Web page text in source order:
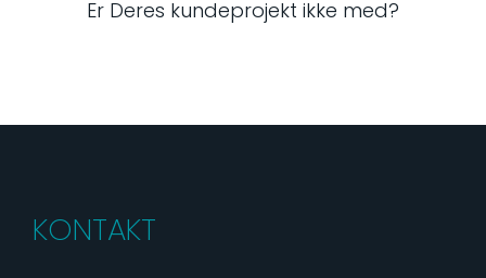
Er Deres kundeprojekt ikke med?
KONTAKT